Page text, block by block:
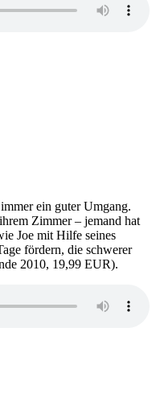
ein guter Umgang.
Zimmer – jemand hat
Joe mit Hilfe seines
fördern, die schwerer
2010, 19,99 EUR).